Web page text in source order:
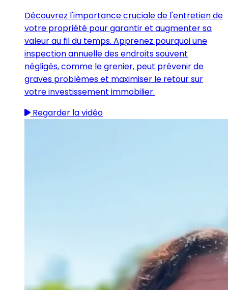
Découvrez l'importance cruciale de l'entretien de
votre propriété pour garantir et augmenter sa
valeur au fil du temps. Apprenez pourquoi une
inspection annuelle des endroits souvent
négligés, comme le grenier, peut prévenir de
graves problèmes et maximiser le retour sur
votre investissement immobilier.
Regarder la vidéo